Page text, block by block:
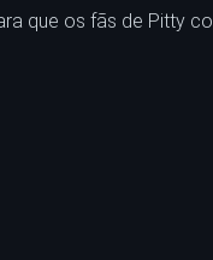
que os fãs de Pitty